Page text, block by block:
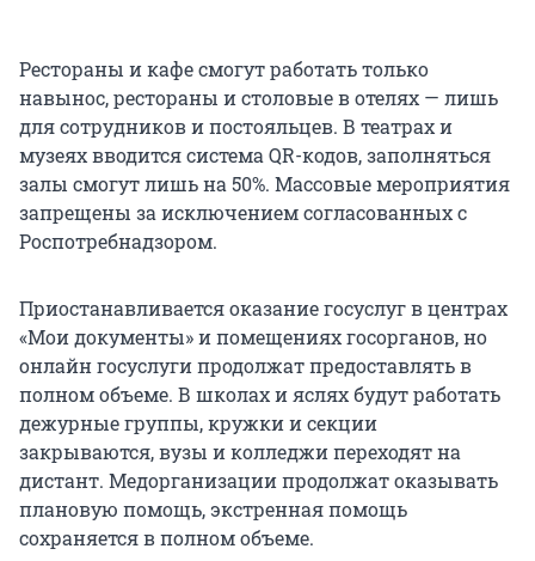
Рестораны и кафе смогут работать только
навынос, рестораны и столовые в отелях — лишь
для сотрудников и постояльцев. В театрах и
музеях вводится система QR-кодов, заполняться
залы смогут лишь на 50%. Массовые мероприятия
запрещены за исключением согласованных с
Роспотребнадзором.
Приостанавливается оказание госуслуг в центрах
«Мои документы» и помещениях госорганов, но
онлайн госуслуги продолжат предоставлять в
полном объеме. В школах и яслях будут работать
дежурные группы, кружки и секции
закрываются, вузы и колледжи переходят на
дистант. Медорганизации продолжат оказывать
плановую помощь, экстренная помощь
сохраняется в полном объеме.